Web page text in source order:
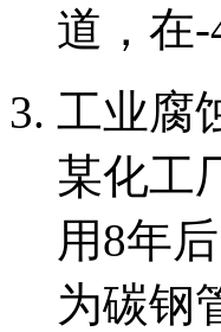
道，在
工业腐
某化工
用8年
为碳钢